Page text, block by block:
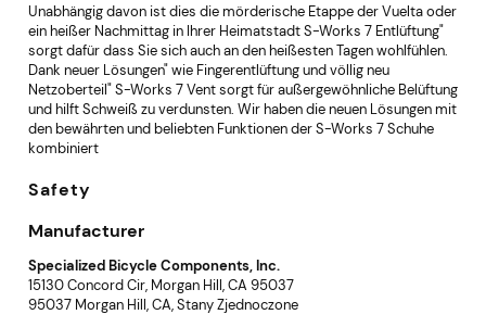
Unabhängig davon ist dies die mörderische Etappe der Vuelta oder
ein heißer Nachmittag in Ihrer Heimatstadt S-Works 7 Entlüftung"
sorgt dafür dass Sie sich auch an den heißesten Tagen wohlfühlen.
Dank neuer Lösungen" wie Fingerentlüftung und völlig neu
Netzoberteil" S-Works 7 Vent sorgt für außergewöhnliche Belüftung
und hilft Schweiß zu verdunsten. Wir haben die neuen Lösungen mit
den bewährten und beliebten Funktionen der S-Works 7 Schuhe
kombiniert
Safety
Manufacturer
Specialized Bicycle Components, Inc.
15130 Concord Cir, Morgan Hill, CA 95037
95037 Morgan Hill, CA, Stany Zjednoczone